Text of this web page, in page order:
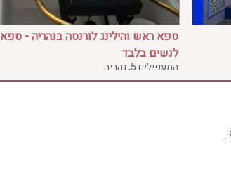
ספא ראש והילינג לורנסה בנהריה - ספא
לנשים בלבד
המעפילים 5, נהריה